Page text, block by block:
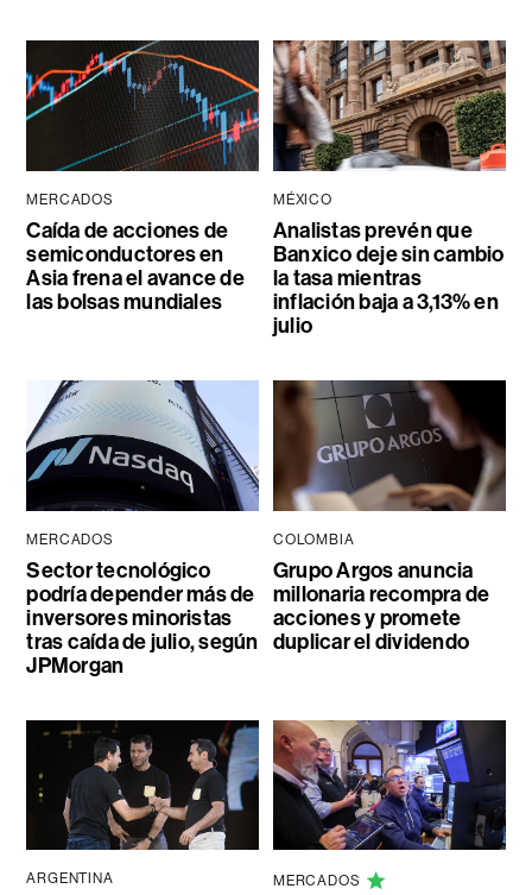
MERCADOS
Caída de acciones de
semiconductores en
Asia frena el avance de
las bolsas mundiales
MÉXICO
Analistas prevén que
Banxico deje sin cambio
la tasa mientras
inflación baja a 3,13% en
julio
MERCADOS
Sector tecnológico
podría depender más de
inversores minoristas
tras caída de julio, según
JPMorgan
COLOMBIA
Grupo Argos anuncia
millonaria recompra de
acciones y promete
duplicar el dividendo
ARGENTINA MERCADOS